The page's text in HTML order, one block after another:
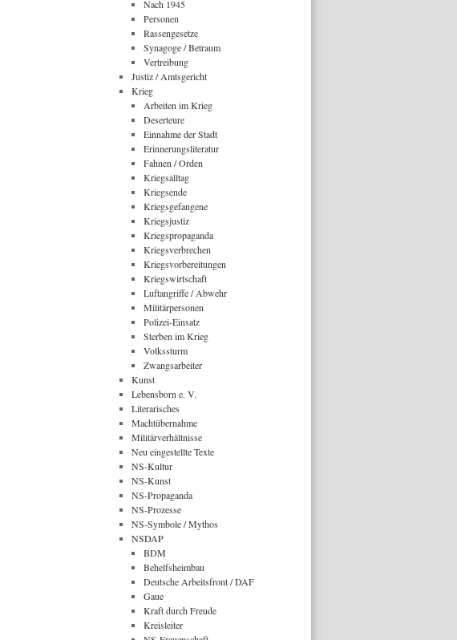
Nach 1945
Personen
Rassengesetze
Synagoge / Betraum
Vertreibung
Justiz / Amtsgericht
Krieg
Arbeiten im Krieg
Deserteure
Einnahme der Stadt
Erinnerungsliteratur
Fahnen / Orden
Kriegsalltag
Kriegsende
Kriegsgefangene
Kriegsjustiz
Kriegspropaganda
Kriegsverbrechen
Kriegsvorbereitungen
Kriegswirtschaft
Luftangriffe / Abwehr
Militärpersonen
Polizei-Einsatz
Sterben im Krieg
Volkssturm
Zwangsarbeiter
Kunst
Lebensborn e. V.
Literarisches
Machtübernahme
Militärverhältnisse
Neu eingestellte Texte
NS-Kultur
NS-Kunst
NS-Propaganda
NS-Prozesse
NS-Symbole / Mythos
NSDAP
BDM
Behelfsheimbau
Deutsche Arbeitsfront / DAF
Gaue
Kraft durch Freude
Kreisleiter